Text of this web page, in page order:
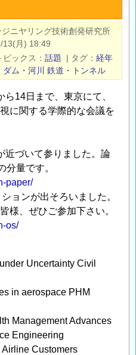
ニヤリング技術創発研究所
13(月) 18:49
ピックス 話題 | タグ
経年
ダム・河川 鉄道・トンネル
14日まで、東京にて、
に関する学際的な会議を
近づいて参りました。論
分量です。
paper/
ョンが出そろいました。
様、ぜひご参加下さい。
os/
Uncertainty Civil
in aerospace PHM
Management Advances
Engineering
Customers